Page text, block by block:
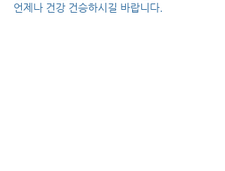
언제나 건강 건승하시길 바랍니다.